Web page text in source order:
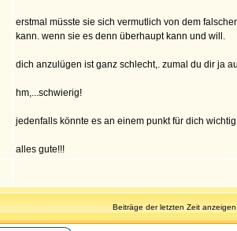
erstmal müsste sie sich vermutlich von dem
kann. wenn sie es denn überhaupt kann und will.
dich anzulügen ist ganz schlecht,. zumal du dir ja
hm,...schwierig!
jedenfalls könnte es an einem punkt für dich
alles gute!!!
Beiträge der letzten Zeit